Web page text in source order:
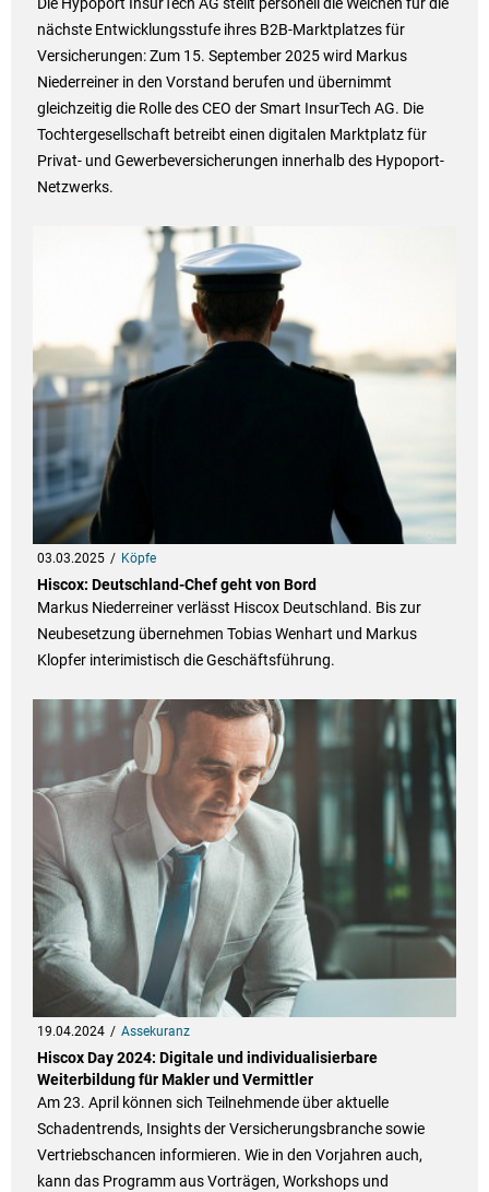
Die Hypoport InsurTech AG stellt personell die Weichen für die
nächste Entwicklungsstufe ihres B2B-Marktplatzes für
Versicherungen: Zum 15. September 2025 wird Markus
Niederreiner in den Vorstand berufen und übernimmt
gleichzeitig die Rolle des CEO der Smart InsurTech AG. Die
Tochtergesellschaft betreibt einen digitalen Marktplatz für
Privat- und Gewerbeversicherungen innerhalb des Hypoport-
Netzwerks.
03.03.2025 Köpfe
Hiscox: Deutschland-Chef geht von Bord
Markus Niederreiner verlässt Hiscox Deutschland. Bis zur
Neubesetzung übernehmen Tobias Wenhart und Markus
Klopfer interimistisch die Geschäftsführung.
19.04.2024 Assekuranz
Hiscox Day 2024: Digitale und individualisierbare
Weiterbildung für Makler und Vermittler
Am 23. April können sich Teilnehmende über aktuelle
Schadentrends, Insights der Versicherungsbranche sowie
Vertriebschancen informieren. Wie in den Vorjahren auch,
kann das Programm aus Vorträgen, Workshops und